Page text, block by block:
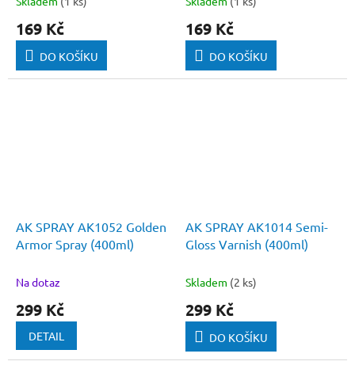
169 Kč
DO KOŠÍKU
169 Kč
DO KOŠÍKU
AK SPRAY AK1052 Golden
Armor Spray (400ml)
Na dotaz
299 Kč
DETAIL
AK SPRAY AK1014 Semi-
Gloss Varnish (400ml)
Skladem (2 ks)
299 Kč
DO KOŠÍKU